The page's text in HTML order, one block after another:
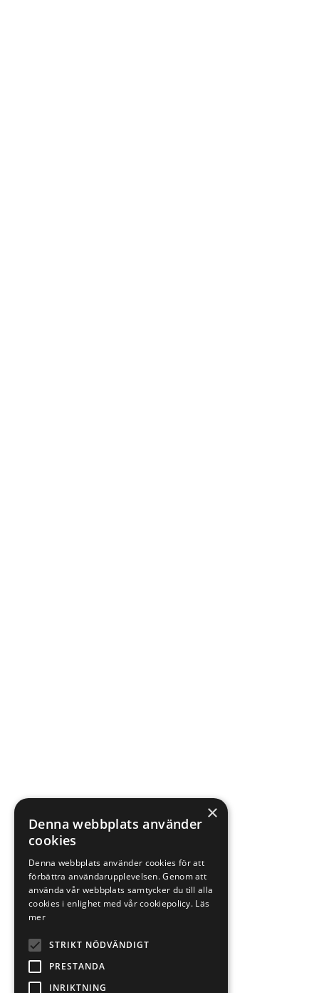
×
Denna webbplats använder
cookies
Denna webbplats använder cookies för att
förbättra användarupplevelsen. Genom att
använda vår webbplats samtycker du till alla
cookies i enlighet med vår cookiepolicy. Läs
mer
STRIKT NÖDVÄNDIGT
PRESTANDA
INRIKTNING